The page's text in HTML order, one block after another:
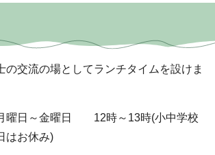
の交流の場としてランチタイムを設けま
曜日～金曜日 12時～13時(小中学校
はお休み)